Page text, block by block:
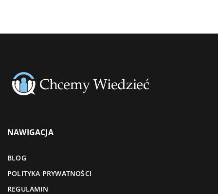
NAWIGACJA
BLOG
POLITYKA PRYWATNOŚCI
REGULAMIN